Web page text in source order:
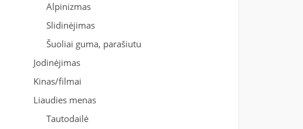
Alpinizmas
Slidinėjimas
Šuoliai guma, parašiutu
Jodinėjimas
Kinas/filmai
Liaudies menas
Tautodailė